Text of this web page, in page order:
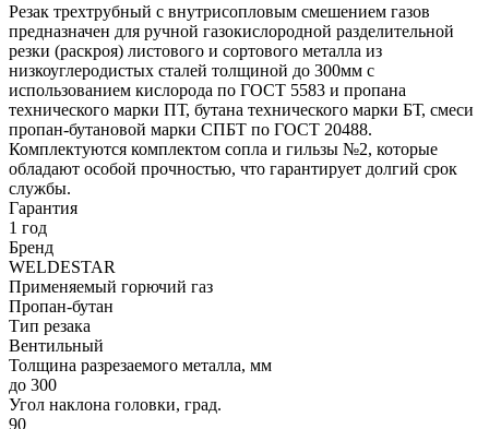
Резак трехтрубный с внутрисопловым смешением газов
предназначен для ручной газокислородной разделительной
резки (раскроя) листового и сортового металла из
низкоуглеродистых сталей толщиной до 300мм с
использованием кислорода по ГОСТ 5583 и пропана
технического марки ПТ, бутана технического марки БТ, смеси
пропан-бутановой марки СПБТ по ГОСТ 20488.
Комплектуются комплектом сопла и гильзы №2, которые
обладают особой прочностью, что гарантирует долгий срок
службы.
Гарантия
1 год
Бренд
WELDESTAR
Применяемый горючий газ
Пропан-бутан
Тип резака
Вентильный
Толщина разрезаемого металла, мм
до 300
Угол наклона головки, град.
90